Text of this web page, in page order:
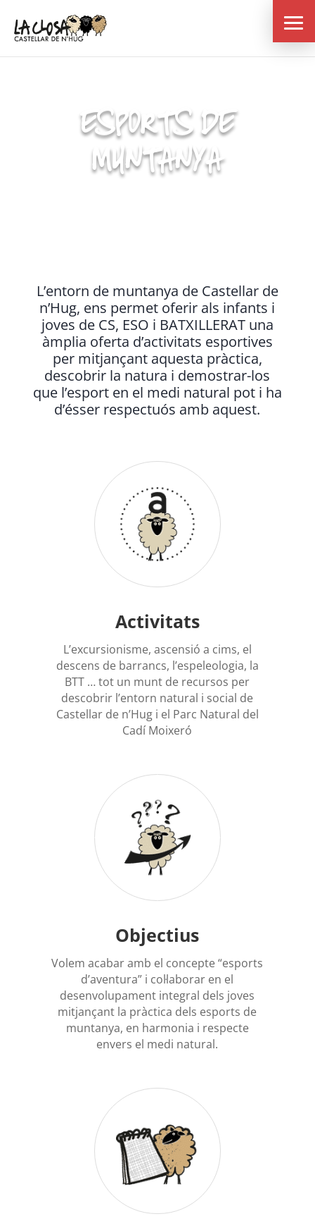
ESPORTS DE
MUNTANYA
L’entorn de muntanya de Castellar de
n’Hug, ens permet oferir als infants i
joves de CS, ESO i BATXILLERAT una
àmplia oferta d’activitats esportives
per mitjançant aquesta pràctica,
descobrir la natura i demostrar-los
que l’esport en el medi natural pot i ha
d’ésser respectuós amb aquest.
Activitats
L’excursionisme, ascensió a cims, el
descens de barrancs, l’espeleologia, la
BTT … tot un munt de recursos per
descobrir l’entorn natural i social de
Castellar de n’Hug i el Parc Natural del
Cadí Moixeró
Objectius
Volem acabar amb el concepte “esports
d’aventura” i col·laborar en el
desenvolupament integral dels joves
mitjançant la pràctica dels esports de
muntanya, en harmonia i respecte
envers el medi natural.